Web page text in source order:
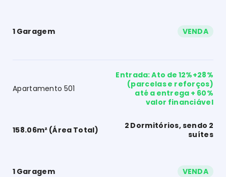
1 Garagem VENDA
Apartamento 501
158.06m² (Área Total)
2 Dormitórios, sendo 2
suítes
1 Garagem
Entrada: Ato de 12%+28%
(parcelas e reforços)
até a entrega + 60%
valor financiável
VENDA